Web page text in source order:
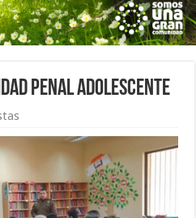
Penal Adolescente